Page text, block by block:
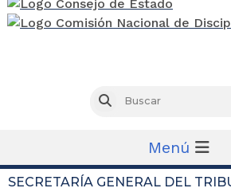
Buscar
Menú
SECRETARÍA GENERAL DEL